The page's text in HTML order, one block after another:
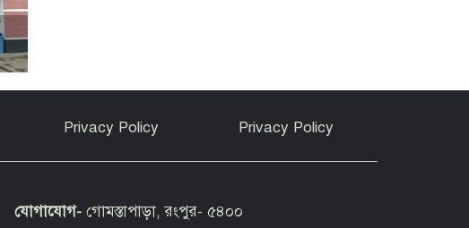
Privacy Policy Privacy Policy
যোগাযোগ- গোমস্তাপাড়া, রংপুর- ৫৪০০